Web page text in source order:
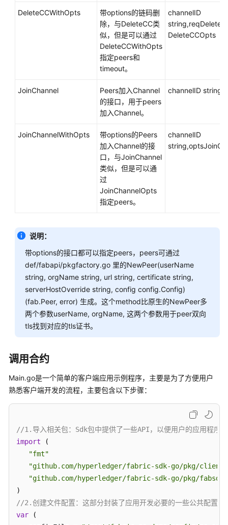
DeleteCCWithOpts
带options的链码删
除，与DeleteCC类
似，但是可以通过
DeleteCCWithOpts
指定peers和
timeout。
channelID
DeleteCCOpts
JoinChannel
Peers加入Channel
的接口，用于peers
加入Channel。
channelID string
JoinChannelWithOpts
带options的Peers
加入Channel的接
口，与JoinChannel
类似，但是可以通
过
JoinChannelOpts
指定peers。
channelID
说明：
带options的接口都可以指定peers，peers可通过
def/fabapi/pkgfactory.go 里的NewPeer(userName
string, orgName string, url string, certificate string,
serverHostOverride string, config config.Config)
(fab.Peer, error) 生成。这个method比原生的NewPeer多
两个参数userName, orgName, 这两个参数用于peer双向
tls找到对应的tls证书。
调用合约
Main.go是一个简单的客户端应用示例程序，主要是为了方便用户
熟悉客户端开发的流程，主要包含以下步骤：
//1.导入相关包：Sdk包中提供了一些API，以便用户的应用程序
import (
"fmt"
"github.com/hyperledger/fabric-sdk-go/pkg/client/
"github.com/hyperledger/fabric-sdk-go/pkg/fabsdk"
//2.创建文件配置：这部分封装了应用开发必要的一些公共配置，
var (